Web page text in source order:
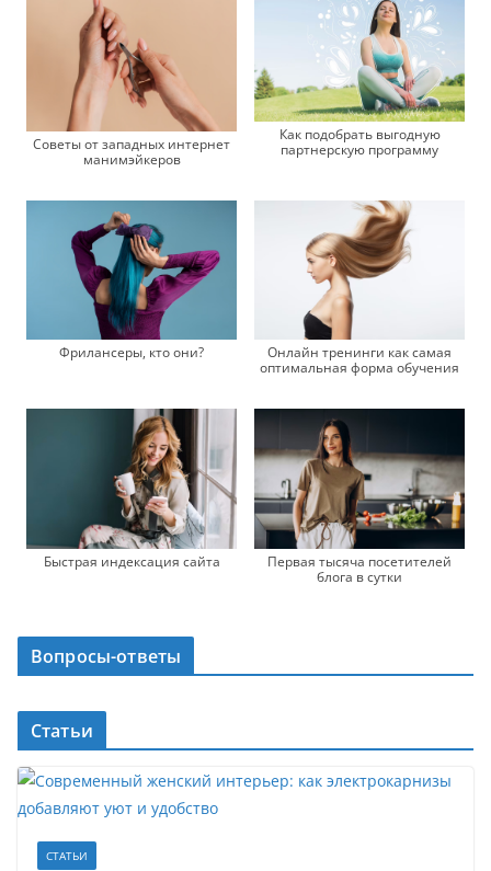
Советы от западных интернет
манимэйкеров
Как подобрать выгодную
партнерскую программу
Фрилансеры, кто они?
Онлайн тренинги как самая
оптимальная форма обучения
Быстрая индексация сайта
Первая тысяча посетителей
блога в сутки
Вопросы-ответы
Статьи
СТАТЬИ